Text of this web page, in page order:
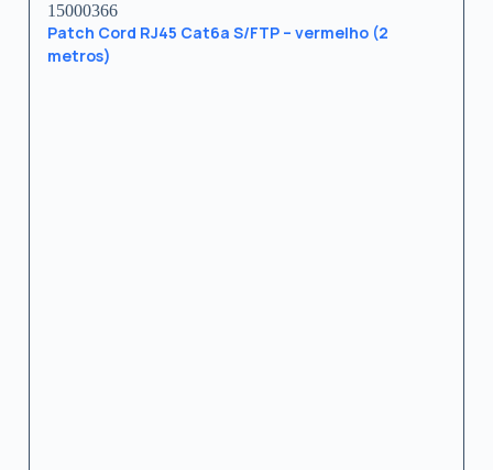
15000366
Patch Cord RJ45 Cat6a S/FTP – vermelho (2
metros)